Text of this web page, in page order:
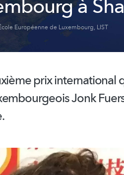
à
Européenne de Luxembourg, LIST
prix
Jonk